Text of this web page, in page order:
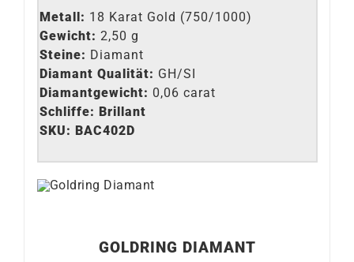
Metall: 18 Karat Gold (750/1000)
Gewicht: 2,50 g
Steine: Diamant
Diamant Qualität: GH/SI
Diamantgewicht: 0,06 carat
Schliffe: Brillant
SKU: BAC402D
GOLDRING DIAMANT